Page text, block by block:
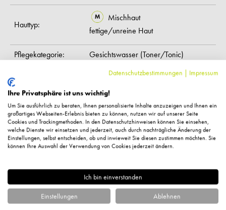
Hauttyp:
Mischhaut
fettige/unreine Haut
Pflegekategorie:
Gesichtswasser (Toner/Tonic)
EcoControl,Ecocert
Wirkung: bei Unreinheiten,
porenverfeinernd
Inhaltsstoffe:Aqua (Water), Alcohol, Propylene Glycol,
Polyglyceryl-4 Caprate, Hamamelis Virginiana (Witch
Hazel) Water, Zinc PCA, Allantoin, Caprylyl/Capryl
Sodium Hydroxide, Sodium Sulfate, BHT, Ethylhexylglycerin,
Phenoxyethanol, Benzyl Benzoate, Benzyl Salicylate, Benzyl
Alcohol, Parfum (Fragrance), CI 19140 (Yellow 5), CI
Datenschutzbestimmungen | Impressum
Ihre Privatsphäre ist uns wichtig!
Um Sie ausführlich zu beraten, Ihnen personalisierte Inhalte anzuzeigen und Ihnen ein
großartiges Webseiten-Erlebnis bieten zu können, nutzen wir auf unserer Seite
Cookies und Trackingmethoden. In den Datenschutzhinweisen können Sie einsehen,
welche Dienste wir einsetzen und jederzeit, auch durch nachträgliche Änderung der
Einstellungen, selbst entscheiden, ob und inwieweit Sie diesen zustimmen möchten. Sie
können Ihre Auswahl der Verwendung von Cookies jederzeit ändern.
Ich bin einverstanden
Einstellungen Ablehnen